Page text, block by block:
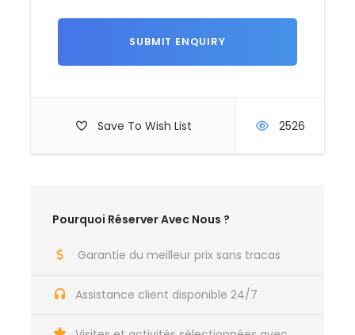
Save To Wish List 2526
Pourquoi Réserver Avec Nous ?
Garantie du meilleur prix sans tracas
Assistance client disponible 24/7
locaux, c’est le départ pour une randonnée à
travers les dunes. Vous avez le choix entre monter à
dos de dromadaire ou marcher, selon vos
votre chamelier prépare un repas cuit au feu de
bois, y compris du pain cuit dans le sable, une
expérience culinaire unique. Le temps semble
Jour 3 Retour en Douceur
Au lever du soleil, l’odeur du café vous réveille